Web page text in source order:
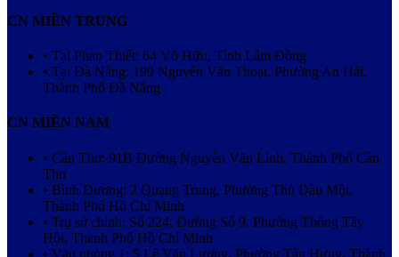
CN MIỀN TRUNG
• Tại Phan Thiết: 64 Võ Hữu, Tỉnh Lâm Đồng
• Tại Đà Nẵng: 199 Nguyễn Văn Thoại, Phường An Hải,
Thành Phố Đà Nẵng
CN MIỀN NAM
• Cần Thơ: 91B Đường Nguyễn Văn Linh, Thành Phố Cần
Thơ
• Bình Dương: 2 Quang Trung, Phường Thủ Dầu Một,
Thành Phố Hồ Chí Minh
• Trụ sở chính: Số 224, Đường Số 9, Phường Thông Tây
Hội, Thành Phố Hồ Chí Minh
• Văn phòng 1: 5 Lê Văn Lương, Phường Tân Hưng, Thành